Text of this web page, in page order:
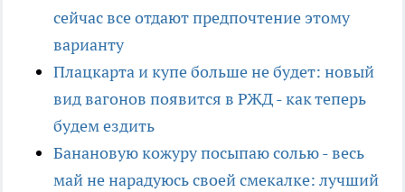
сейчас все отдают предпочтение этому
варианту
Плацкарта и купе больше не будет: новый
вид вагонов появится в РЖД - как теперь
будем ездить
Банановую кожуру посыпаю солью - весь
май не нарадуюсь своей смекалке: лучший